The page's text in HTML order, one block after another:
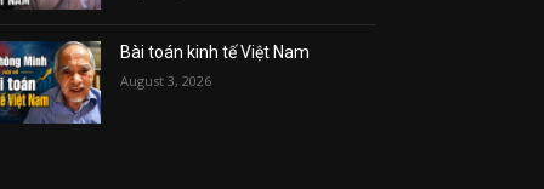
Bài toán kinh tế Việt Nam
August 3, 2026